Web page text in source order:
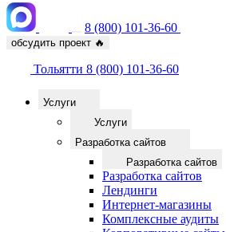
8 (800) 101-36-60
обсудить проект 🔥
Тольятти 8 (800) 101-36-60
Услуги
Услуги
Разработка сайтов
Разработка сайтов
Разработка сайтов
Лендинги
Интернет-магазины
Комплексные аудиты